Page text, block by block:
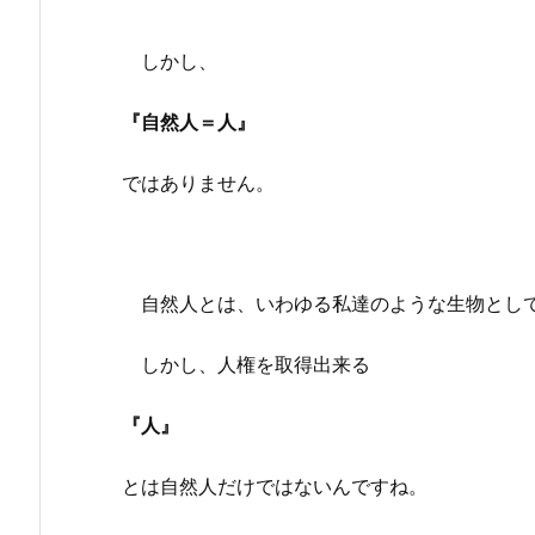
しかし、
『自然人＝人』
ではありません。
自然人とは、いわゆる私達のような生物とし
しかし、人権を取得出来る
『人』
とは自然人だけではないんですね。